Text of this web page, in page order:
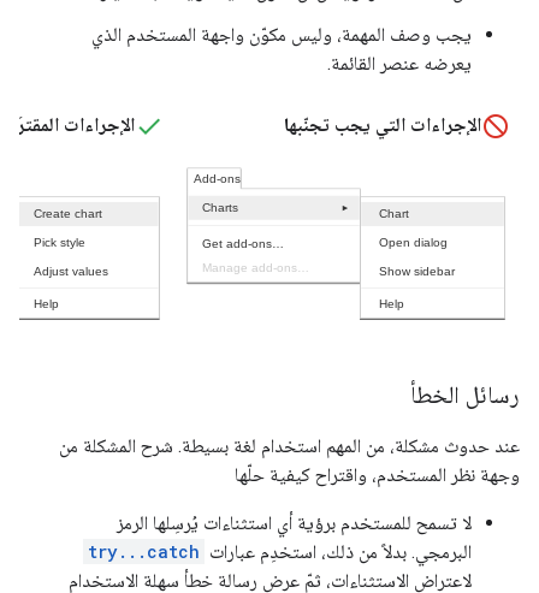
يجب وصف المهمة، وليس مكوّن واجهة المستخدم الذي
يعرضه عنصر القائمة.
الإجراءات التي يجب تجنّبها الإجراءات
رسائل الخطأ
عند حدوث مشكلة، من المهم استخدام لغة بسيطة. شرح المشكلة من
وجهة نظر المستخدم، واقتراح كيفية حلّها
لا تسمح للمستخدم برؤية أي استثناءات يُرسِلها الرمز
البرمجي. بدلاً من ذلك، استخدِم عبارات try...catch
لاعتراض الاستثناءات، ثمّ عرض رسالة خطأ سهلة الاستخدام